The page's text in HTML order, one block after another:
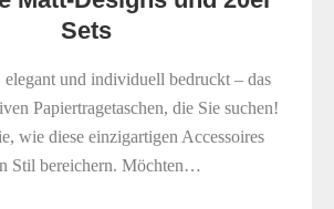
Sets
elegant und individuell bedruckt – das
Papiertragetaschen, die Sie suchen!
wie diese einzigartigen Accessoires
Stil bereichern. Möchten…